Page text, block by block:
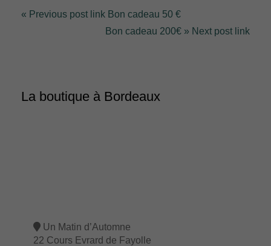
« Previous post link Bon cadeau 50 €
Bon cadeau 200€ » Next post link
La boutique à Bordeaux
Un Matin d’Automne
22 Cours Evrard de Fayolle